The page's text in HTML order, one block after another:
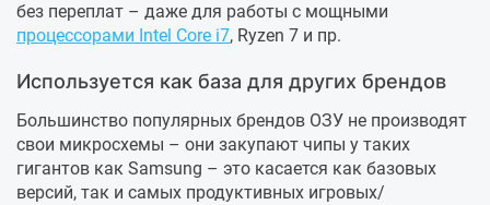
без переплат – даже для работы с мощными
процессорами Intel Core i7, Ryzen 7 и пр.
Используется как база для других брендов
Большинство популярных брендов ОЗУ не производят
свои микросхемы – они закупают чипы у таких
гигантов как Samsung – это касается как базовых
версий, так и самых продуктивных игровых/